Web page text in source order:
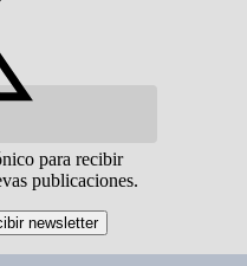
para recibir
publicaciones.
newsletter